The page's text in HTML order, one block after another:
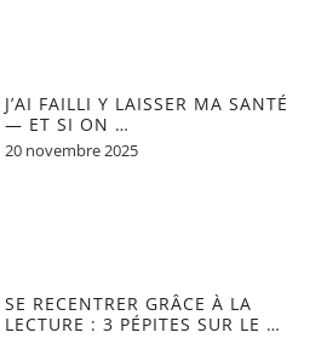
J’AI FAILLI Y LAISSER MA SANTÉ
— ET SI ON …
20 novembre 2025
SE RECENTRER GRÂCE À LA
LECTURE : 3 PÉPITES SUR LE …